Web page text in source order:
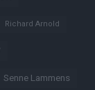
Richard Arnold
Senne Lammens